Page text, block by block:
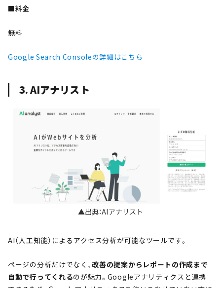
■料金
無料
Google Search Consoleの詳細はこちら
3. AIアナリスト
▲出典：AIアナリスト
AI（人工知能）によるアクセス分析が可能なツールです。
ページの分析だけでなく、 改善の提案からレポートの作成まで
自動で行ってくれるのが魅力。Googleアナリティクスと連携